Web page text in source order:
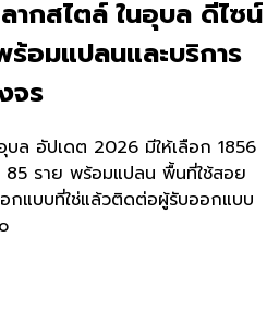
ากสไตล์ ในอุบล ดีไซน์
อมแปลนและบริการ
จร
บล อัปเดต 2026 มีให้เลือก 1856
85 ราย พร้อมแปลน พื้นที่ใช้สอย
อกแบบที่ใช่แล้วติดต่อผู้รับออกแบบ